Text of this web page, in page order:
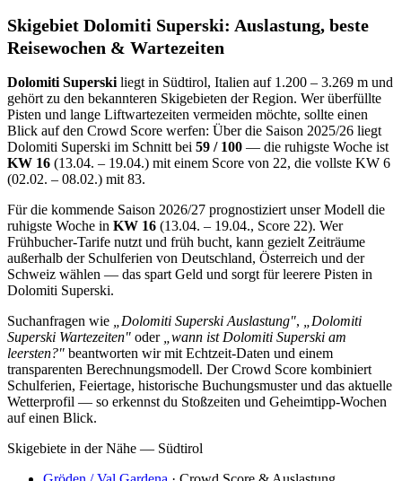
Skigebiet Dolomiti Superski: Auslastung, beste
Reisewochen & Wartezeiten
Dolomiti Superski liegt in Südtirol, Italien auf 1.200 – 3.269 m und
gehört zu den bekannteren Skigebieten der Region. Wer überfüllte
Pisten und lange Liftwartezeiten vermeiden möchte, sollte einen
Blick auf den Crowd Score werfen: Über die Saison 2025/26 liegt
Dolomiti Superski im Schnitt bei 59 / 100 — die ruhigste Woche ist
KW 16 (13.04. – 19.04.) mit einem Score von 22, die vollste KW 6
(02.02. – 08.02.) mit 83.
Für die kommende Saison 2026/27 prognostiziert unser Modell die
ruhigste Woche in KW 16 (13.04. – 19.04., Score 22). Wer
Frühbucher-Tarife nutzt und früh bucht, kann gezielt Zeiträume
außerhalb der Schulferien von Deutschland, Österreich und der
Schweiz wählen — das spart Geld und sorgt für leerere Pisten in
Dolomiti Superski.
Suchanfragen wie
„Dolomiti Superski Auslastung",
„Dolomiti
Superski Wartezeiten" oder
„wann ist Dolomiti Superski am
leersten?" beantworten wir mit Echtzeit-Daten und einem
transparenten Berechnungsmodell. Der Crowd Score kombiniert
Schulferien, Feiertage, historische Buchungsmuster und das aktuelle
Wetterprofil — so erkennst du Stoßzeiten und Geheimtipp-Wochen
auf einen Blick.
Skigebiete in der Nähe — Südtirol